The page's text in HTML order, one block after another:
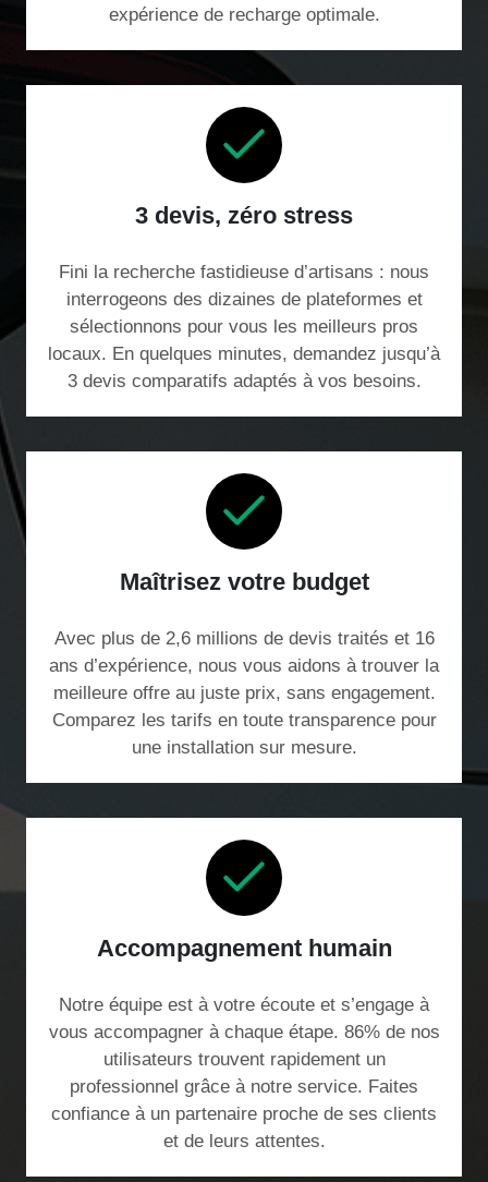
expérience de recharge optimale.
3 devis, zéro stress
Fini la recherche fastidieuse d’artisans : nous
interrogeons des dizaines de plateformes et
sélectionnons pour vous les meilleurs pros
locaux. En quelques minutes, demandez jusqu’à
3 devis comparatifs adaptés à vos besoins.
Maîtrisez votre budget
Avec plus de 2,6 millions de devis traités et 16
ans d’expérience, nous vous aidons à trouver la
meilleure offre au juste prix, sans engagement.
Comparez les tarifs en toute transparence pour
une installation sur mesure.
Accompagnement humain
Notre équipe est à votre écoute et s’engage à
vous accompagner à chaque étape. 86% de nos
utilisateurs trouvent rapidement un
professionnel grâce à notre service. Faites
confiance à un partenaire proche de ses clients
et de leurs attentes.